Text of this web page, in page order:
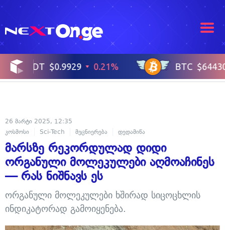
26 მარტი 2025, 12:35
კოსმოსი
Sci-Tech მეცნიერება დედამიწა
მარსზე რეკორდულად დიდი
ორგანული მოლეკულები აღმოაჩინეს
— რას ნიშნავს ეს
ორგანული მოლეკულები ხშირად სიცოცხლის
ინდიკატორად გამოიყენება.